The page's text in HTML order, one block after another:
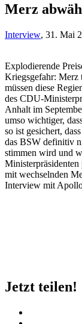
Merz
Interview, 31. Mai
Explodierende
Kriegsgefahr: Merz
müssen diese
des CDU-
Anhalt im
umso wichtiger,
so ist gesichert,
das BSW definitiv
stimmen wird und
mit wechselnden
Interview mit
Jetzt teilen!